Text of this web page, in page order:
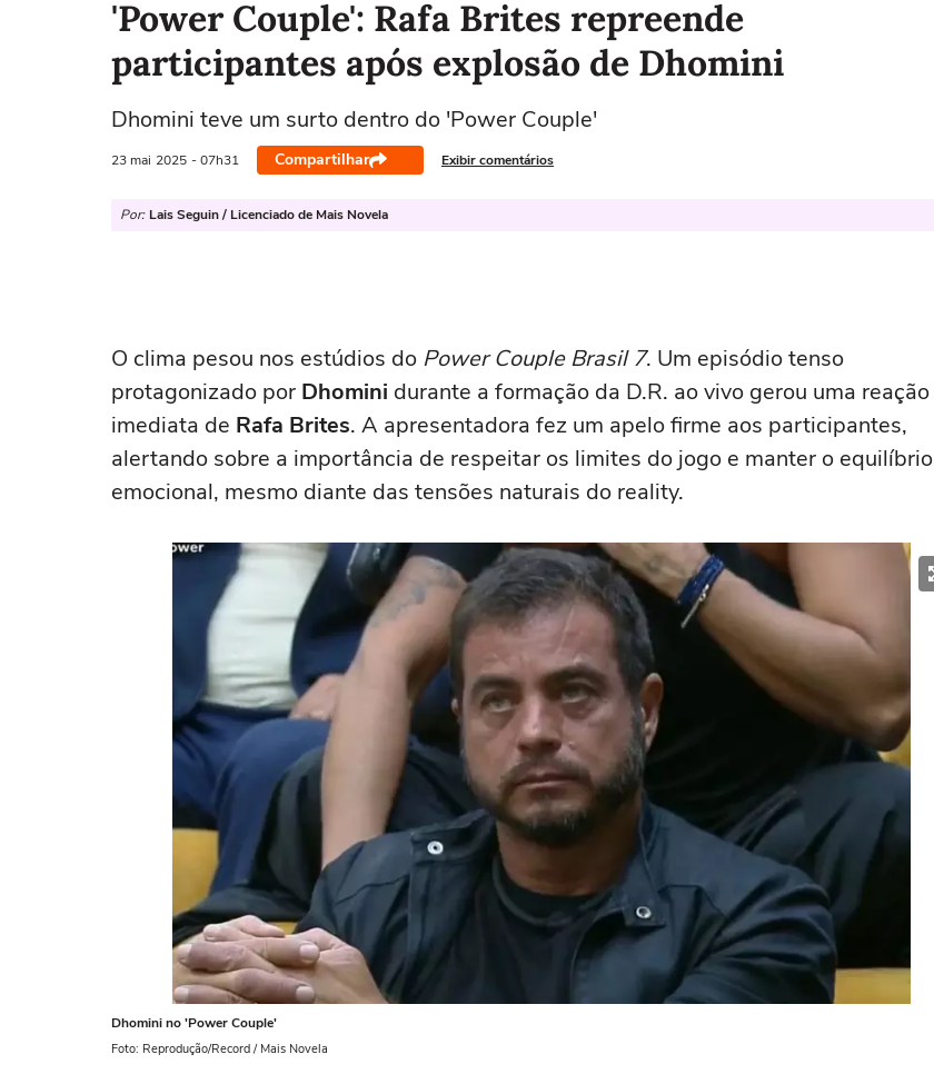
'Power Couple': Rafa Brites repreende
participantes após explosão de Dhomini
Dhomini teve um surto dentro do 'Power Couple'
23 mai 2025 - 07h31 Compartilhar Exibir comentários
Por: Lais Seguin / Licenciado de Mais Novela
O clima pesou nos estúdios do Power Couple Brasil 7. Um episódio tenso
protagonizado por Dhomini durante a formação da D.R. ao vivo gerou uma reação
imediata de Rafa Brites. A apresentadora fez um apelo firme aos participantes,
alertando sobre a importância de respeitar os limites do jogo e manter o equilíbrio
emocional, mesmo diante das tensões naturais do reality.
Dhomini no 'Power Couple'
Foto: Reprodução/Record / Mais Novela